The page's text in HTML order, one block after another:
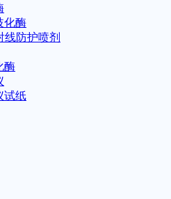
化酶
线防护喷剂
酶
试纸